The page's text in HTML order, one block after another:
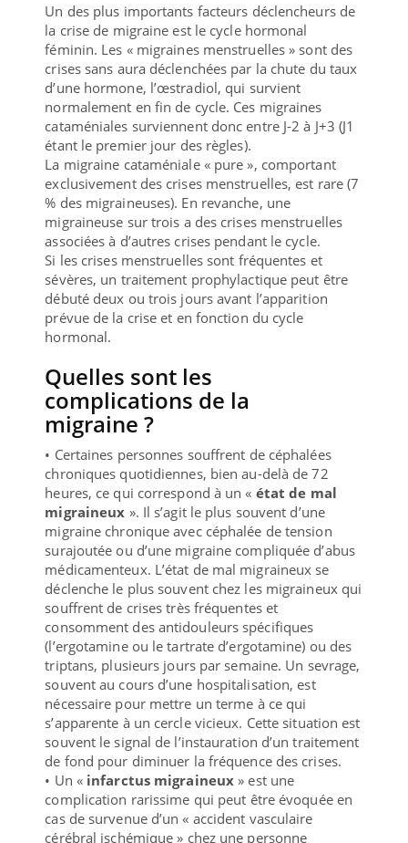
Un des plus importants facteurs déclencheurs de
la crise de migraine est le cycle hormonal
féminin. Les « migraines menstruelles » sont des
crises sans aura déclenchées par la chute du taux
d’une hormone, l’œstradiol, qui survient
normalement en fin de cycle. Ces migraines
cataméniales surviennent donc entre J-2 à J+3 (J1
étant le premier jour des règles).
La migraine cataméniale « pure », comportant
exclusivement des crises menstruelles, est rare (7
% des migraineuses). En revanche, une
migraineuse sur trois a des crises menstruelles
associées à d’autres crises pendant le cycle.
Si les crises menstruelles sont fréquentes et
sévères, un traitement prophylactique peut être
débuté deux ou trois jours avant l’apparition
prévue de la crise et en fonction du cycle
hormonal.
Quelles sont les
complications de la
migraine ?
• Certaines personnes souffrent de céphalées
chroniques quotidiennes, bien au-delà de 72
heures, ce qui correspond à un « état de mal
migraineux ». Il s’agit le plus souvent d’une
migraine chronique avec céphalée de tension
surajoutée ou d’une migraine compliquée d’abus
médicamenteux. L’état de mal migraineux se
déclenche le plus souvent chez les migraineux qui
souffrent de crises très fréquentes et
consomment des antidouleurs spécifiques
(l’ergotamine ou le tartrate d’ergotamine) ou des
triptans, plusieurs jours par semaine. Un sevrage,
souvent au cours d’une hospitalisation, est
nécessaire pour mettre un terme à ce qui
s’apparente à un cercle vicieux. Cette situation est
souvent le signal de l’instauration d’un traitement
de fond pour diminuer la fréquence des crises.
• Un « infarctus migraineux» est une
complication rarissime qui peut être évoquée en
cas de survenue d’un « accident vasculaire
cérébral ischémique » chez une personne